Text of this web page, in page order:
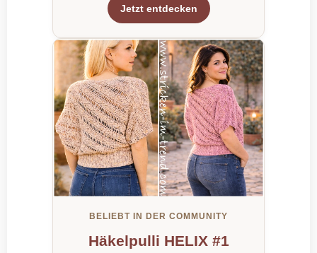
Jetzt entdecken
BELIEBT IN DER COMMUNITY
Häkelpulli HELIX #1